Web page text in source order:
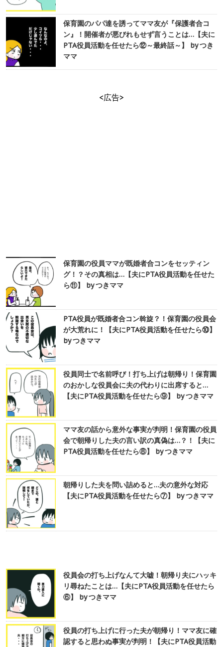
保育園のパパ達を誘ってママ友が『保護者合コ
ン』！開催者が悪びれもせず言うことは…【夫に
PTA役員活動を任せたら⑫～最終話～】 by つき
ママ
<広告>
保育園の役員ママが既婚者合コンをセッティン
グ！？その真相は…【夫にPTA役員活動を任せた
ら⑪】 by つきママ
PTA役員が既婚者合コン斡旋？！保育園の役員会
が大荒れに！【夫にPTA役員活動を任せたら⑩】
by つきママ
役員同士で名前呼び！打ち上げは朝帰り！保育園
のおかしな役員会に夫の代わりに出席すると…
【夫にPTA役員活動を任せたら⑨】 by つきママ
ママ友の話から意外な事実が判明！保育園の役員
会で朝帰りした夫の言い訳の真偽は…？！【夫に
PTA役員活動を任せたら⑧】 by つきママ
朝帰りした夫を問い詰めると…夫の意外な対応
【夫にPTA役員活動を任せたら⑦】 by つきママ
役員会の打ち上げなんて大嘘！朝帰り夫にハッキ
リ尋ねたことは…【夫にPTA役員活動を任せたら
⑥】 by つきママ
役員の打ち上げに行った夫が朝帰り！ママ友に確
認すると思わぬ事実が判明！【夫にPTA役員活動